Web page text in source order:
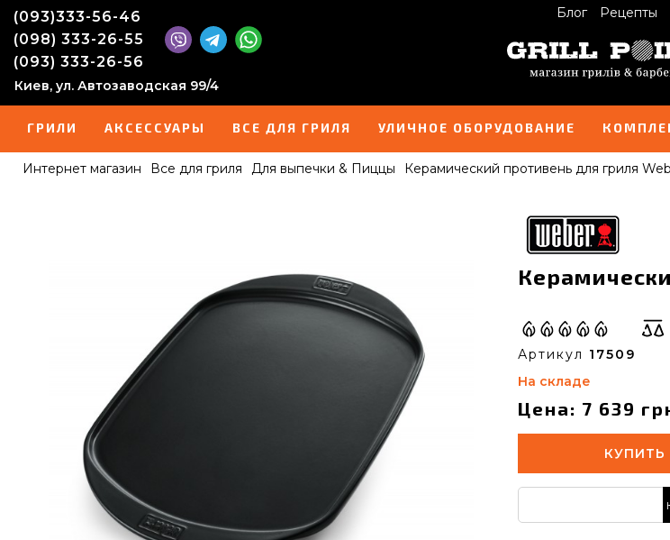
Блог Рецепты
(093)333-56-46
(098) 333-26-55
(093) 333-26-56
Киев, ул. Автозаводская 99/4
ГРИЛИ АКСЕССУАРЫ ВСЕ ДЛЯ ГРИЛЯ УЛИЧНОЕ ОБОРУДОВАНИЕ
Интернет магазин Все для гриля Для выпечки & Пиццы Керамический противень для гриля
Артикул 17509
На складе
Цена: 7 639
КУПИТЬ